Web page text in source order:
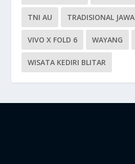
TNI AU TRADISIONAL JAWA
VIVO X FOLD 6 WAYANG
WISATA KEDIRI BLITAR